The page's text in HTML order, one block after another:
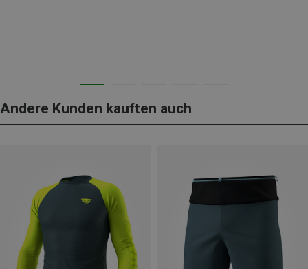
Andere Kunden kauften auch